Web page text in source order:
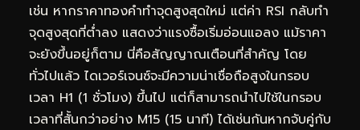
เช่น หากราคาทองคำทำจุดสูงสุดใหม่ แต่ค่า RSI กลับทำ
จุดสูงสุดที่ต่ำลง แสดงว่าแรงซื้อเริ่มอ่อนแอลง แม้ราคา
จะยังขึ้นอยู่ก็ตาม นี่คือสัญญาณเตือนที่สำคัญ โดย
ทั่วไปแล้ว ไดเวอร์เจนซ์จะมีความน่าเชื่อถือสูงในกรอบ
เวลา H1 (1 ชั่วโมง) ขึ้นไป แต่ก็สามารถนำไปใช้ในกรอบ
เวลาที่สั้นกว่าอย่าง M15 (15 นาที) ได้เช่นกันหากจับคู่กับ